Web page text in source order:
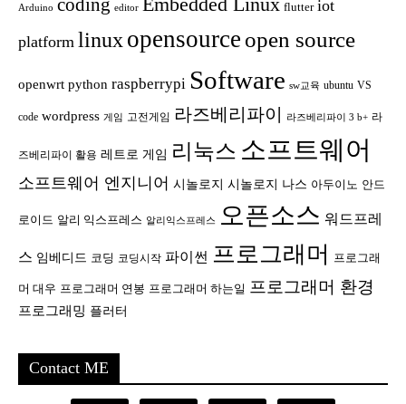
Arduino coding editor flutter iot
platform linux opensource open source
openwrt python raspberrypi Software sw교육 ubuntu VS
code wordpress 게임 고전게임 라즈베리파이 라즈베리파이 3 b+ 라
즈베리파이 활용 레트로 게임 리눅스 소프트웨어
소프트웨어 엔지니어 시놀로지 시놀로지 나스 아두이노 안드
로이드 알리 익스프레스 알리익스프레스 오픈소스 워드프레
스 임베디드 코딩 코딩시작 파이썬 프로그래머 프로그래
머 대우 프로그래머 연봉 프로그래머 하는일 프로그래머 환경
프로그래밍 플러터
Contact ME